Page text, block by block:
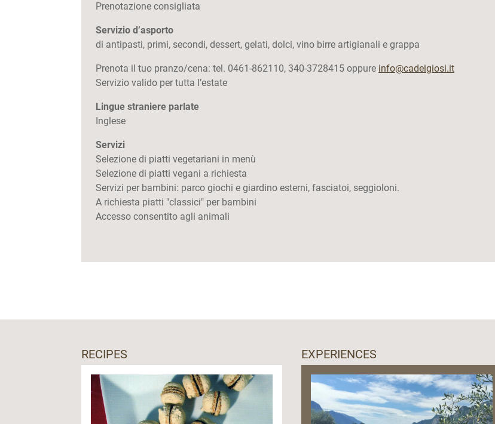
Prenotazione consigliata
Servizio d’asporto
di antipasti, primi, secondi, dessert, gelati, dolci, vino birre artigianali e grappa
Prenota il tuo pranzo/cena: tel. 0461-862110, 340-3728415 oppure info@cadeigiosi.it
Servizio valido per tutta l’estate
Lingue straniere parlate
Inglese
Servizi
Selezione di piatti vegetariani in menù
Selezione di piatti vegani a richiesta
Servizi per bambini: parco giochi e giardino esterni, fasciatoi, seggioloni.
A richiesta piatti "classici" per bambini
Accesso consentito agli animali
RECIPES EXPERIENCES